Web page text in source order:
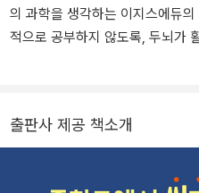
의 과학을 생각하는 이지스에듀
적으로 공부하지 않도록, 두뇌가
출판사 제공 책소개